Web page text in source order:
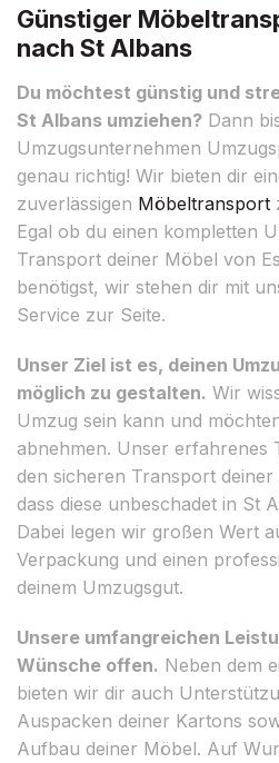
Günstiger
nach St Albans
Du möchtest günstig und
St Albans umziehen? Dann
Umzugsunternehmen
genau richtig! Wir bieten dir
zuverlässigen Möbeltransport
Egal ob du einen kompletten
Transport deiner Möbel von
benötigst, wir stehen dir mit
Service zur Seite.
Unser Ziel ist es, deinen
möglich zu gestalten. Wir
Umzug sein kann und
abnehmen. Unser erfahrenes
den sicheren Transport
dass diese unbeschadet in St
Dabei legen wir großen Wert
Verpackung und einen
deinem Umzugsgut.
Unsere umfangreichen
Wünsche offen. Neben dem
bieten wir dir auch
Auspacken deiner Kartons
Aufbau deiner Möbel. Auf